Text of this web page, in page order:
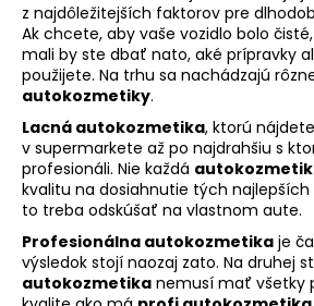
z najdôležitejších faktorov pre
Ak chcete, aby vaše vozidlo bolo
mali by ste dbať nato, aké prípravky
použijete. Na trhu sa nachádzajú
autokozmetiky.
Lacná autokozmetika, ktorú
v supermarkete až po najdrahšiu s
profesionáli. Nie každá
kvalitu na dosiahnutie tých najlepších
to treba odskúšať na vlastnom aute.
Profesionálna autokozmetika je
výsledok stojí naozaj zato. Na druhej
autokozmetika nemusí mať všetky
r
e
b
u
j
e
t
e
n
á